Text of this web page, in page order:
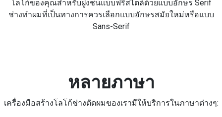
โลโก้ของคุณสำหรับฝูงชนแบบฟรีสไตล์ด้วยแบบอักษร Serif
ช่างทำผมที่เป็นทางการควรเลือกแบบอักษรสมัยใหม่หรือแบบ
Sans-Serif
หลายภาษา
เครื่องมือสร้างโลโก้ช่างตัดผมของเรามีให้บริการในภาษาต่างๆ: